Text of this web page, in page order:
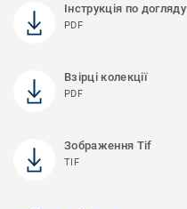
Інструкція по догляду
PDF
Взірці колекції
PDF
Зображення Tif
TIF